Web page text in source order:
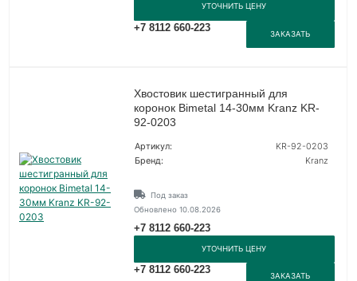
УТОЧНИТЬ ЦЕНУ
+7 8112 660-223
ЗАКАЗАТЬ
Хвостовик шестигранный для
коронок Bimetal 14-30мм Kranz KR-
92-0203
Артикул:
KR-92-0203
Бренд:
Kranz
Под заказ
Обновлено 10.08.2026
+7 8112 660-223
УТОЧНИТЬ ЦЕНУ
+7 8112 660-223
ЗАКАЗАТЬ